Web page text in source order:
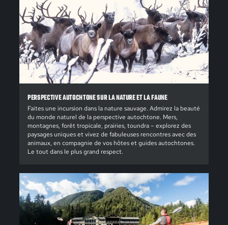
PERSPECTIVE AUTOCHTONE SUR LA NATURE ET LA FAUNE
Faites une incursion dans la nature sauvage. Admirez la beauté
du monde naturel de la perspective autochtone. Mers,
montagnes, forêt tropicale, prairies, toundra – explorez des
paysages uniques et vivez de fabuleuses rencontres avec des
animaux, en compagnie de vos hôtes et guides autochtones.
Le tout dans le plus grand respect.